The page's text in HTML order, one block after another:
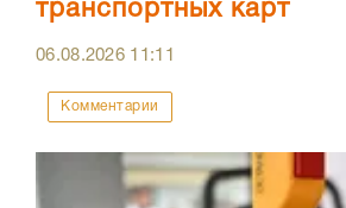
транспортных карт
06.08.2026 11:11
Комментарии